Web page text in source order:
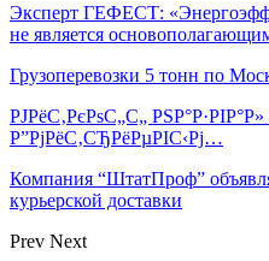
Эксперт ГЕФЕСТ:
не является
Грузоперевозки 5 тонн по
РЈРёС‚РєРѕС„С„
Р”РјРёС‚СЂРёРµРІС‹Рј…
Компания “ШтатПроф”
курьерской доставки
Prev Next